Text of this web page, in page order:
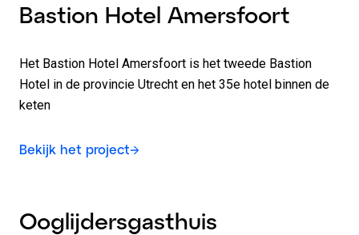
Bastion Hotel Amersfoort
Het Bastion Hotel Amersfoort is het tweede Bastion
Hotel in de provincie Utrecht en het 35e hotel binnen de
keten
Bekijk het project
Ooglijdersgasthuis